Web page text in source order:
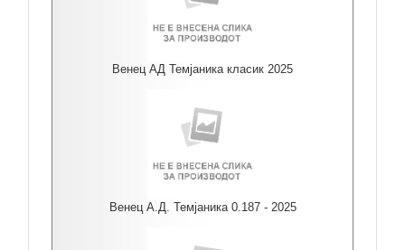
Венец АД Темјаника класик 2025
Венец А.Д. Темјаника 0.187 - 2025